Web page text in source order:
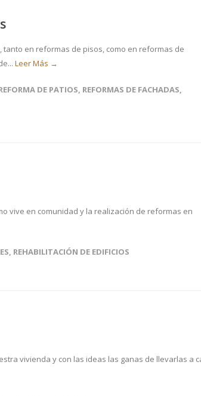
en reformas de pisos, como en reformas de
Leer Más →
DE PATIOS, REFORMAS DE FACHADAS,
vive en comunidad y la realización de reformas en
, REHABILITACIÓN DE EDIFICIOS
vivienda y con las ideas las ganas de llevarlas a